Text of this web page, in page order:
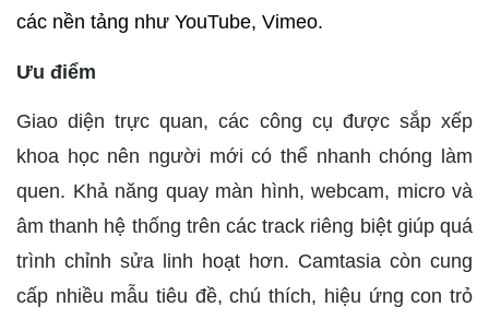
các nền tảng như YouTube, Vimeo.
Ưu điểm
Giao diện trực quan, các công cụ được sắp xếp
khoa học nên người mới có thể nhanh chóng làm
quen. Khả năng quay màn hình, webcam, micro và
âm thanh hệ thống trên các track riêng biệt giúp quá
trình chỉnh sửa linh hoạt hơn. Camtasia còn cung
cấp nhiều mẫu tiêu đề, chú thích, hiệu ứng con trỏ